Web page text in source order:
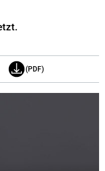
(PDF)